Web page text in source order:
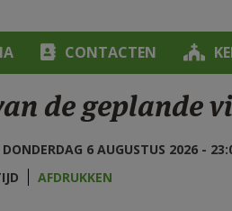
CONTACTEN
de geplande
DONDERDAG 6 AUGUSTUS 2026 -
AFDRUKKEN